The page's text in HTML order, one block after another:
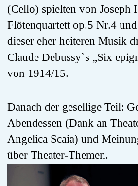
(Cello) spielten von Joseph
Flötenquartett op.5 Nr.4
dieser eher heiteren Musik
Claude Debussy`s „Six
von 1914/15.
Danach der gesellige Teil:
Abendessen (Dank an
Angelica Scaia) und
über Theater-Themen.